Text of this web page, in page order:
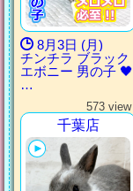
8月3日 (月)
チンチラ ブラック
エボニー 男の子 🖤
…
573 view
千葉店